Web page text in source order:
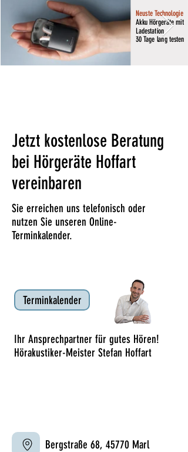
Neuste Technologie
Akku Hörgeräte mit
Ladestation
30 Tage lang testen
Jetzt kostenlose Beratung
bei Hörgeräte Hoffart
vereinbaren
Sie erreichen uns telefonisch oder
nutzen Sie unseren Online-
Terminkalender.
Terminkalender
Ihr Ansprechpartner für gutes Hören!
Hörakustiker-Meister Stefan Hoffart
Bergstraße 68, 45770 Marl